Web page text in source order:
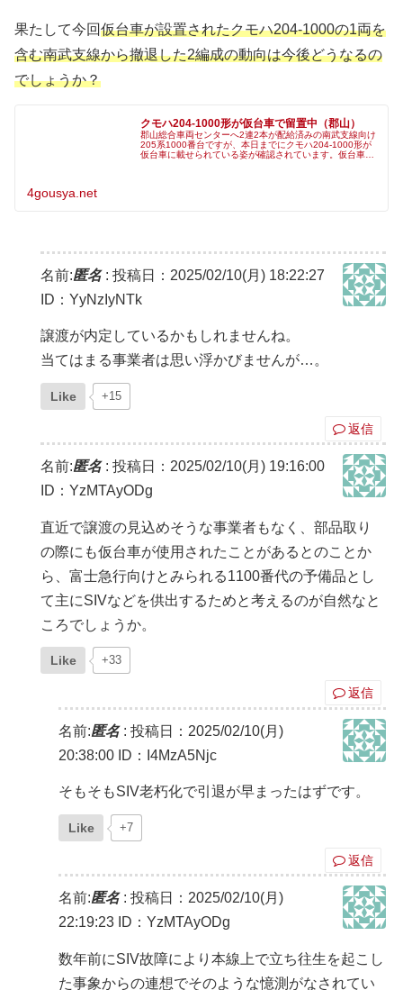
果たして今回仮台車が設置されたクモハ204-1000の1両を
含む南武支線から撤退した2編成の動向は今後どうなるの
でしょうか？
クモハ204-1000形が仮台車で留置中（郡山）
郡山総合車両センターへ2連2本が配給済みの南武支線向け
205系1000番台ですが、本日までにクモハ204-1000形が
仮台車に載せられている姿が確認されています。仮台車
4gousya.net
名前:匿名: 投稿日：2025/02/10(月) 18:22:27
ID：YyNzIyNTk
譲渡が内定しているかもしれませんね。
当てはまる事業者は思い浮かびませんが…。
Like +15
返信
名前:匿名: 投稿日：2025/02/10(月) 19:16:00
ID：YzMTAyODg
直近で譲渡の見込めそうな事業者もなく、部品取り
の際にも仮台車が使用されたことがあるとのことか
ら、富士急行向けとみられる1100番代の予備品とし
て主にSIVなどを供出するためと考えるのが自然なと
ころでしょうか。
Like +33
返信
名前:匿名: 投稿日：2025/02/10(月)
20:38:00 ID：I4MzA5Njc
そもそもSIV老朽化で引退が早まったはずです。
Like +7
返信
名前:匿名: 投稿日：2025/02/10(月)
22:19:23 ID：YzMTAyODg
数年前にSIV故障により本線上で立ち往生を起こし
た事象からの連想でそのような憶測がなされてい